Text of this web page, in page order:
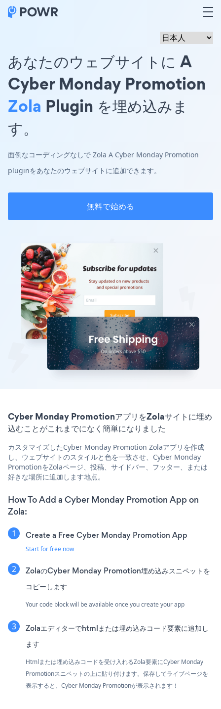
あなたのウェブサイトに A
Cyber Monday Promotion
Zola Plugin を埋め込みま
す。
面倒なコーディングなしで Zola A Cyber Monday Promotion
pluginをあなたのウェブサイトに追加できます。
無料で始める
Cyber Monday PromotionアプリをZolaサイトに埋め
込むことがこれまでになく簡単になりました
カスタマイズしたCyber Monday Promotion Zolaアプリを作成
し、ウェブサイトのスタイルと色を一致させ、Cyber Monday
PromotionをZolaページ、投稿、サイドバー、フッター、または
好きな場所に追加します地点。
How To Add a Cyber Monday Promotion App on
Zola:
Create a Free Cyber Monday Promotion App
Start for free now
ZolaのCyber Monday Promotion埋め込みスニペットを
コピーします
Your code block will be available once you create your app
Zolaエディターでhtmlまたは埋め込みコード要素に追加し
ます
Htmlまたは埋め込みコードを受け入れるZola要素にCyber Monday
Promotionスニペットの上に貼り付けます。保存してライブページを
表示すると、Cyber Monday Promotionが表示されます！